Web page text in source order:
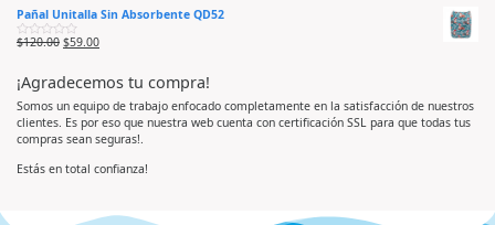
e
5
o
e
n
0
5
l
o
r
a
e
n
0
d
e
5
Pañal Unitalla Sin Absorbente QD52
V
o
r
a
d
o
n
d
$120.00 $59.00
¡Agradecemos tu compra!
Somos un equipo de trabajo enfocado completamente en la satisfacción de nuestros
clientes. Es por eso que nuestra web cuenta con certificación SSL para que todas tus
compras sean seguras!.
Estás en total confianza!